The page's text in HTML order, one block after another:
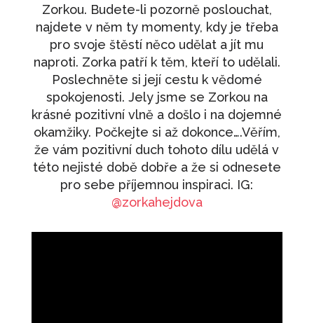
Zorkou. Budete-li pozorně poslouchat,
najdete v něm ty momenty, kdy je třeba
pro svoje štěstí něco udělat a jít mu
naproti. Zorka patří k těm, kteří to udělali.
Poslechněte si její cestu k vědomé
spokojenosti. Jely jsme se Zorkou na
krásné pozitivní vlně a došlo i na dojemné
okamžiky. Počkejte si až dokonce….Věřím,
že vám pozitivní duch tohoto dílu udělá v
této nejisté době dobře a že si odnesete
pro sebe příjemnou inspiraci. IG:
@zorkahejdova
490Kč + PŘIDAT
Jak (se) dobře vychovat
490 Kč + PŘIDAT